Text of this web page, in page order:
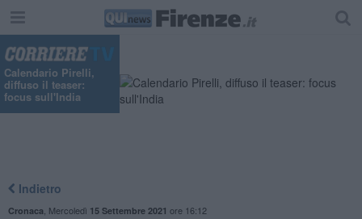
Calendario Pirelli,
diffuso il teaser:
focus sull'India
Indietro
Cronaca Mercoledì 15 Settembre 2021 ore 16:12